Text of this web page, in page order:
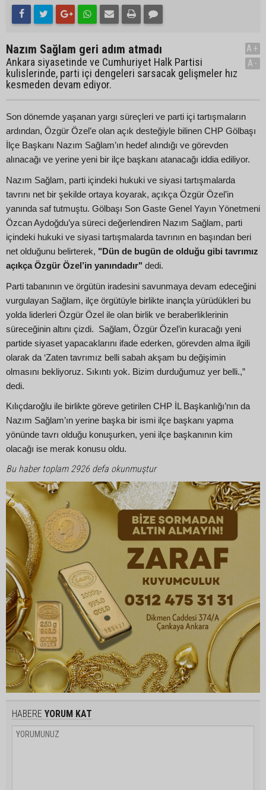
Nazım Sağlam geri adım atmadı
Ankara siyasetinde ve Cumhuriyet Halk Partisi
kulislerinde, parti içi dengeleri sarsacak gelişmeler hız
kesmeden devam ediyor.
A+
A-
Son dönemde yaşanan yargı süreçleri ve parti içi tartışmaların
ardından, Özgür Özel’e olan açık desteğiyle bilinen CHP Gölbaşı
İlçe Başkanı Nazım Sağlam’ın hedef alındığı ve görevden
alınacağı ve yerine yeni bir ilçe başkanı atanacağı iddia ediliyor.
Nazım Sağlam, parti içindeki hukuki ve siyasi tartışmalarda
tavrını net bir şekilde ortaya koyarak, açıkça Özgür Özel’in
yanında saf tutmuştu. Gölbaşı Son Gaste Genel Yayın Yönetmeni
Özcan Aydoğdu’ya süreci değerlendiren Nazım Sağlam, parti
içindeki hukuki ve siyasi tartışmalarda tavrının en başından beri
net olduğunu belirterek, "Dün de bugün de olduğu gibi tavrımız
açıkça Özgür Özel’in yanındadır" dedi.
Parti tabanının ve örgütün iradesini savunmaya devam edeceğini
vurgulayan Sağlam, ilçe örgütüyle birlikte inançla yürüdükleri bu
yolda liderleri Özgür Özel ile olan birlik ve beraberliklerinin
süreceğinin altını çizdi. Sağlam, Özgür Özel’in kuracağı yeni
partide siyaset yapacaklarını ifade ederken, görevden alma ilgili
olarak da ‘Zaten tavrımız belli sabah akşam bu değişimin
olmasını bekliyoruz. Sıkıntı yok. Bizim durduğumuz yer belli.,”
dedi.
Kılıçdaroğlu ile birlikte göreve getirilen CHP İL Başkanlığı’nın da
Nazım Sağlam’ın yerine başka bir ismi ilçe başkanı yapma
yönünde tavrı olduğu konuşurken, yeni ilçe başkanının kim
olacağı ise merak konusu oldu.
Bu haber toplam 2926 defa okunmuştur
HABERE YORUM KAT